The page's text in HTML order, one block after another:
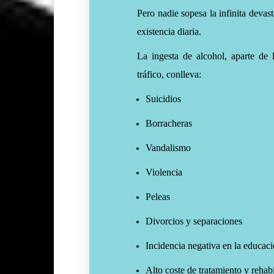
Pero nadie sopesa la infinita
existencia diaria.
La ingesta de alcohol, aparte de
tráfico, conlleva:
Suicidios
Borracheras
Vandalismo
Violencia
Peleas
Divorcios y separaciones
Incidencia negativa en la
Alto coste de tratamiento y